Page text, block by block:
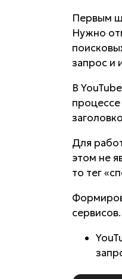
Первым
Нужно
запрос и
В
Для
этом не
то тег